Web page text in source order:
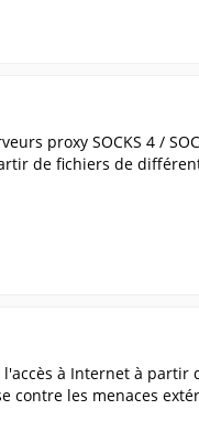
proxy SOCKS 4 /
de fichiers de
à Internet à
contre les menaces